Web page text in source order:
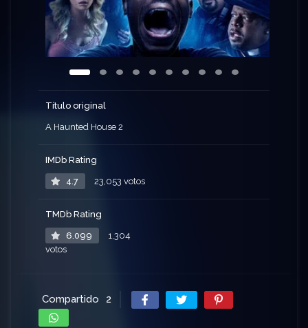
Título original
A Haunted House 2
IMDb Rating
4.7 23,053 votos
TMDb Rating
6.099
1,304
votos
Compartido 2